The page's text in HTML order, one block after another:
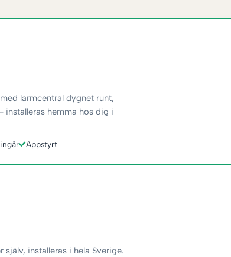
larmcentral dygnet runt,
installeras hemma hos dig i
Appstyrt
installeras i hela Sverige.